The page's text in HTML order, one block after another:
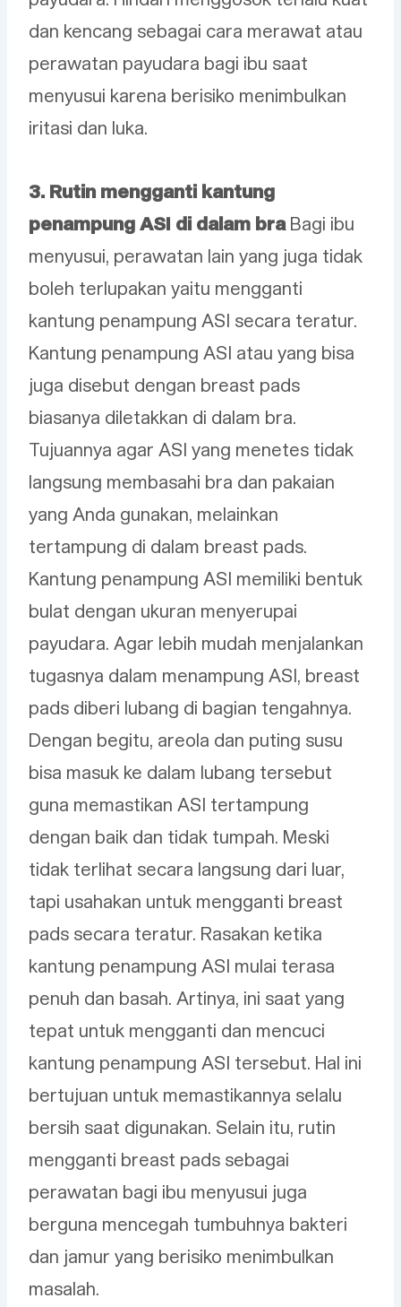
dan kencang sebagai cara merawat atau
perawatan payudara bagi ibu saat
menyusui karena berisiko menimbulkan
iritasi dan luka.
3. Rutin mengganti kantung
penampung ASI di dalam bra Bagi ibu
menyusui, perawatan lain yang juga tidak
boleh terlupakan yaitu mengganti
kantung penampung ASI secara teratur.
Kantung penampung ASI atau yang bisa
juga disebut dengan breast pads
biasanya diletakkan di dalam bra.
Tujuannya agar ASI yang menetes tidak
langsung membasahi bra dan pakaian
yang Anda gunakan, melainkan
tertampung di dalam breast pads.
Kantung penampung ASI memiliki bentuk
bulat dengan ukuran menyerupai
payudara. Agar lebih mudah menjalankan
tugasnya dalam menampung ASI, breast
pads diberi lubang di bagian tengahnya.
Dengan begitu, areola dan puting susu
bisa masuk ke dalam lubang tersebut
guna memastikan ASI tertampung
dengan baik dan tidak tumpah. Meski
tidak terlihat secara langsung dari luar,
tapi usahakan untuk mengganti breast
pads secara teratur. Rasakan ketika
kantung penampung ASI mulai terasa
penuh dan basah. Artinya, ini saat yang
tepat untuk mengganti dan mencuci
kantung penampung ASI tersebut. Hal ini
bertujuan untuk memastikannya selalu
bersih saat digunakan. Selain itu, rutin
mengganti breast pads sebagai
perawatan bagi ibu menyusui juga
berguna mencegah tumbuhnya bakteri
dan jamur yang berisiko menimbulkan
masalah.